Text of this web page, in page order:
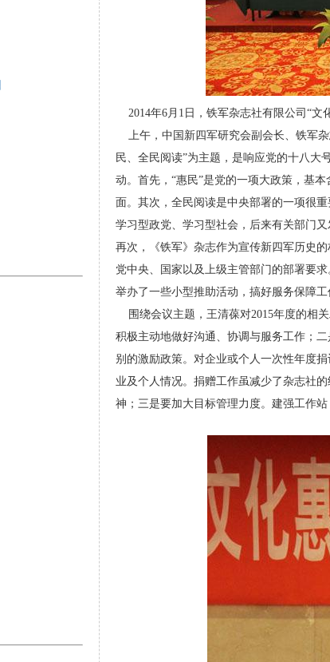
2014年6月 1 日，铁军杂志社有限公司“文
上午，中国新四军研究会副会长、铁军
民、全民阅读”为主题，是响应党的十八大
动。首先，“惠民”是党的一项大政策，基
面。其次，全民阅读是中央部署的一项很
学习型政党、学习型社会，后来有关部门
再次，《铁军》杂志作为宣传新四军历史
党中央、国家以及上级主管部门的部署要
举办了一些小型推助活动，搞好服务保障工
围绕会议主题，王清葆对2015年度的相
积极主动地做好沟通、协调与服务工作；
别的激励政策。对企业或个人一次性年度
业及个人情况。捐赠工作虽减少了杂志社
神；三是要加大目标管理力度。建强工作